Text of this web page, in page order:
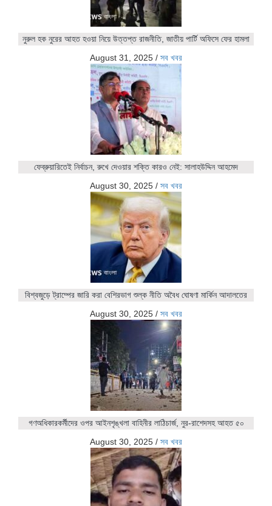
নুরুল হক নুরের আহত হওয়া নিয়ে উত্তপ্ত রাজনীতি, জাতীয় পার্টি অফিসে ফের হামলা
August 31, 2025 / সব খবর
ফেব্রুয়ারিতেই নির্বাচন, রুখে দেওয়ার শক্তি কারও নেই: সালাহউদ্দিন আহমেদ
August 30, 2025 / সব খবর
বিশ্বজুড়ে ট্রাম্পের জারি করা বেশিরভাগ শুল্ক নীতি অবৈধ ঘোষণা মার্কিন আদালতের
August 30, 2025 / সব খবর
গণঅধিকারকর্মীদের ওপর আইনশৃঙ্খলা বাহিনীর লাঠিচার্জ, নুর-রাশেদসহ আহত ৫০
August 30, 2025 / সব খবর